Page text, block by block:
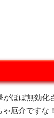
ほぼ無効化
厄介ですな